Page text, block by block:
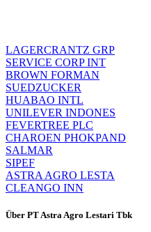
LAGERCRANTZ GRP
SERVICE CORP INT
BROWN FORMAN
SUEDZUCKER
HUABAO INTL
UNILEVER INDONES
FEVERTREE PLC
CHAROEN PHOKPAND
SALMAR
SIPEF
ASTRA AGRO LESTA
CLEANGO INN
Über PT Astra Agro Lestari Tbk